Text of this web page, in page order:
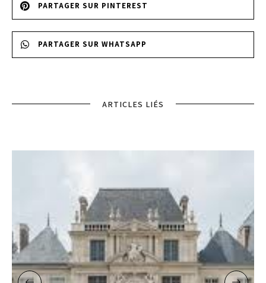
PARTAGER SUR PINTEREST
PARTAGER SUR WHATSAPP
ARTICLES LIÉS